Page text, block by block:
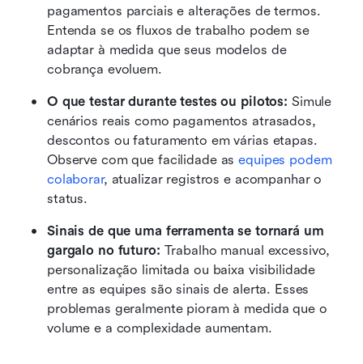
pagamentos parciais e alterações de termos.
Entenda se os fluxos de trabalho podem se
adaptar à medida que seus modelos de
cobrança evoluem.
O que testar durante testes ou pilotos: Simule
cenários reais como pagamentos atrasados,
descontos ou faturamento em várias etapas.
Observe com que facilidade as equipes podem
colaborar, atualizar registros e acompanhar o
status.
Sinais de que uma ferramenta se tornará um
gargalo no futuro: Trabalho manual excessivo,
personalização limitada ou baixa visibilidade
entre as equipes são sinais de alerta. Esses
problemas geralmente pioram à medida que o
volume e a complexidade aumentam.